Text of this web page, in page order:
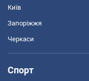
Київ
Запоріжжя
Черкаси
Спорт